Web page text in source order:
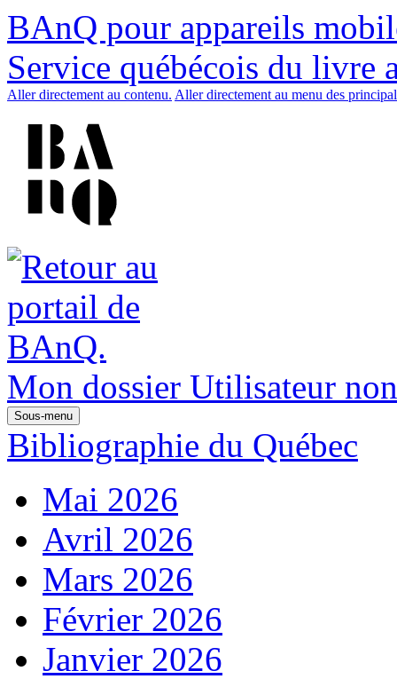
BAnQ pour appareils
Service québécois du livre
Aller directement au contenu. Aller directement au menu des
Mon dossier Utilisateur
Sous-menu
Bibliographie du Québec
Mai 2026
Avril 2026
Mars 2026
Février 2026
Janvier 2026